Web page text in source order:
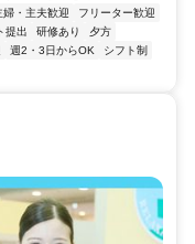
婦・主夫歓迎
フリーター歓迎
提出 研修あり
夕方
週2・3日からOK
シフト制